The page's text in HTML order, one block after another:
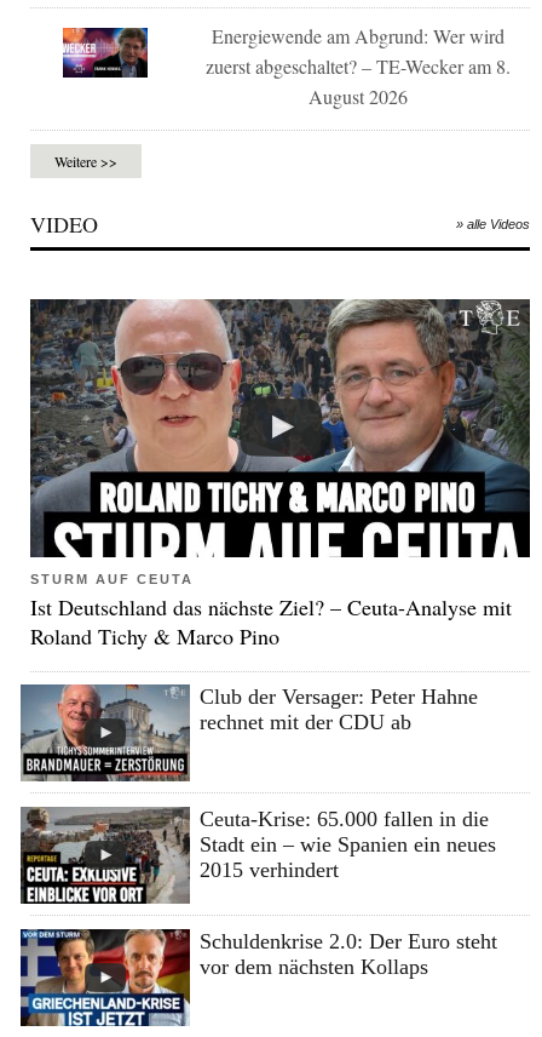
Energiewende am Abgrund: Wer wird
zuerst abgeschaltet? – TE-Wecker am 8.
August 2026
Weitere >>
VIDEO » alle Videos
STURM AUF CEUTA
Ist Deutschland das nächste Ziel? – Ceuta-Analyse mit
Roland Tichy & Marco Pino
Club der Versager: Peter Hahne
rechnet mit der CDU ab
Ceuta-Krise: 65.000 fallen in die
Stadt ein – wie Spanien ein neues
2015 verhindert
Schuldenkrise 2.0: Der Euro steht
vor dem nächsten Kollaps